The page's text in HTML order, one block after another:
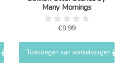
Many Mornings
€9,99
Toevoegen aan winkelwagen